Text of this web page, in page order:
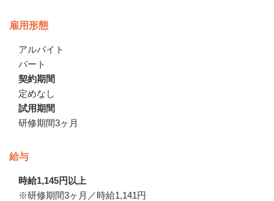
雇用形態
アルバイト
パート
契約期間
定めなし
試用期間
研修期間3ヶ月
給与
時給1,145円以上
※研修期間3ヶ月／時給1,141円